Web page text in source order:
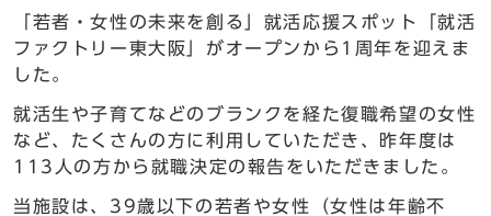
「若者・女性の未来を創る」就活応援スポット「就活
ファクトリー東大阪」がオープンから1周年を迎えま
した。
就活生や子育てなどのブランクを経た復職希望の女性
など、たくさんの方に利用していただき、昨年度は
113人の方から就職決定の報告をいただきました。
当施設は、39歳以下の若者や女性（女性は年齢不